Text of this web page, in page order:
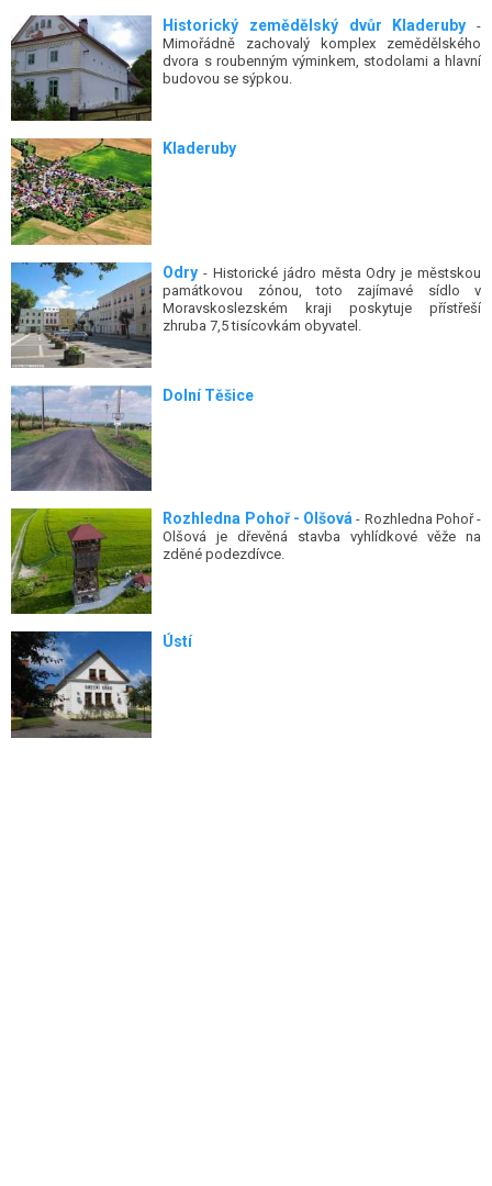
Historický zemědělský dvůr Kladeruby -
Mimořádně zachovalý komplex zemědělského
dvora s roubenným výminkem, stodolami a hlavní
budovou se sýpkou.
Kladeruby
Odry - Historické jádro města Odry je městskou
památkovou zónou, toto zajímavé sídlo v
Moravskoslezském kraji poskytuje přístřeší
zhruba 7,5 tisícovkám obyvatel.
Dolní Těšice
Rozhledna Pohoř - Olšová - Rozhledna Pohoř -
Olšová je dřevěná stavba vyhlídkové věže na
zděné podezdívce.
Ústí